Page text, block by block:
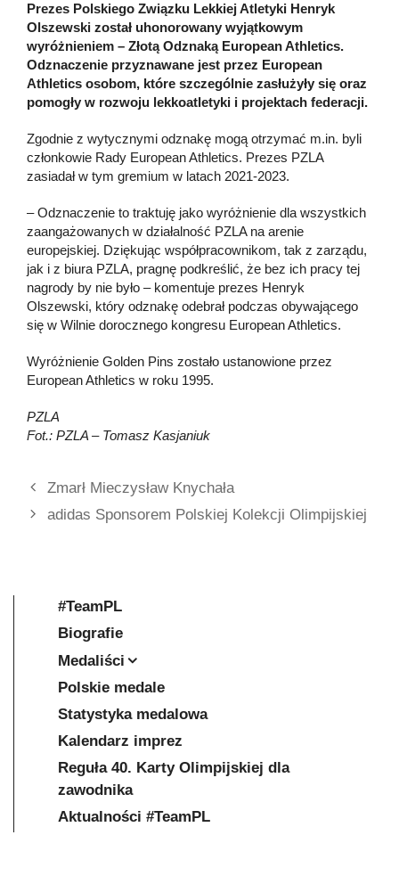
Prezes Polskiego Związku Lekkiej Atletyki Henryk
Olszewski został uhonorowany wyjątkowym
wyróżnieniem – Złotą Odznaką European Athletics.
Odznaczenie przyznawane jest przez European
Athletics osobom, które szczególnie zasłużyły się oraz
pomogły w rozwoju lekkoatletyki i projektach federacji.
Zgodnie z wytycznymi odznakę mogą otrzymać m.in. byli
członkowie Rady European Athletics. Prezes PZLA
zasiadał w tym gremium w latach 2021-2023.
– Odznaczenie to traktuję jako wyróżnienie dla wszystkich
zaangażowanych w działalność PZLA na arenie
europejskiej. Dziękując współpracownikom, tak z zarządu,
jak i z biura PZLA, pragnę podkreślić, że bez ich pracy tej
nagrody by nie było – komentuje prezes Henryk
Olszewski, który odznakę odebrał podczas obywającego
się w Wilnie dorocznego kongresu European Athletics.
Wyróżnienie Golden Pins zostało ustanowione przez
European Athletics w roku 1995.
PZLA
Fot.: PZLA – Tomasz Kasjaniuk
Zmarł Mieczysław Knychała
adidas Sponsorem Polskiej Kolekcji Olimpijskiej
#TeamPL
Biografie
Medaliści
Polskie medale
Statystyka medalowa
Kalendarz imprez
Reguła 40. Karty Olimpijskiej dla
zawodnika
Aktualności #TeamPL